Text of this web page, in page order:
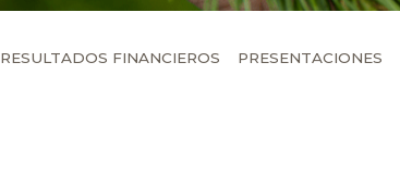
RESULTADOS FINANCIEROS PRESENTACIONES